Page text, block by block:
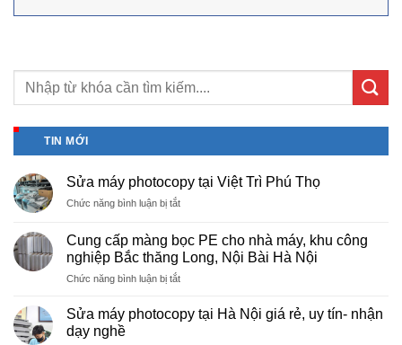
TIN MỚI
Sửa máy photocopy tại Việt Trì Phú Thọ
Chức năng bình luận bị tắtở
photocopy
tại
Việt
Phú
Thọ
Cung cấp màng bọc PE cho nhà máy, khu công
nghiệp Bắc thăng Long, Nội Bài Hà Nội
Chức năng bình luận bị tắtở
màng
Sửa máy photocopy tại Hà Nội giá rẻ, uy tín- nhận
dạy nghề